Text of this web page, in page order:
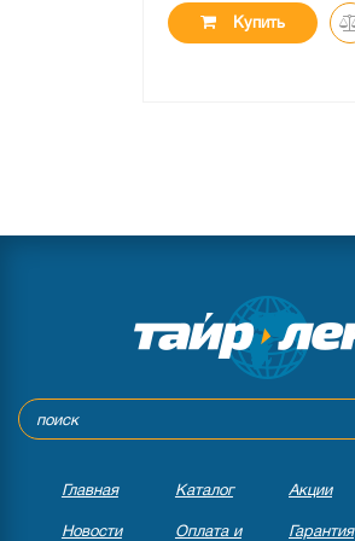
Купить
Главная Каталог Акции
Новости Оплата и Гарантия